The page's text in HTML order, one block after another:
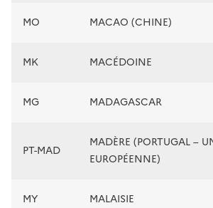
MO MACAO (CHINE)
MK MACÉDOINE
MG MADAGASCAR
PT-MAD
MADÈRE (PORTUGAL –
EUROPÉENNE)
MY MALAISIE